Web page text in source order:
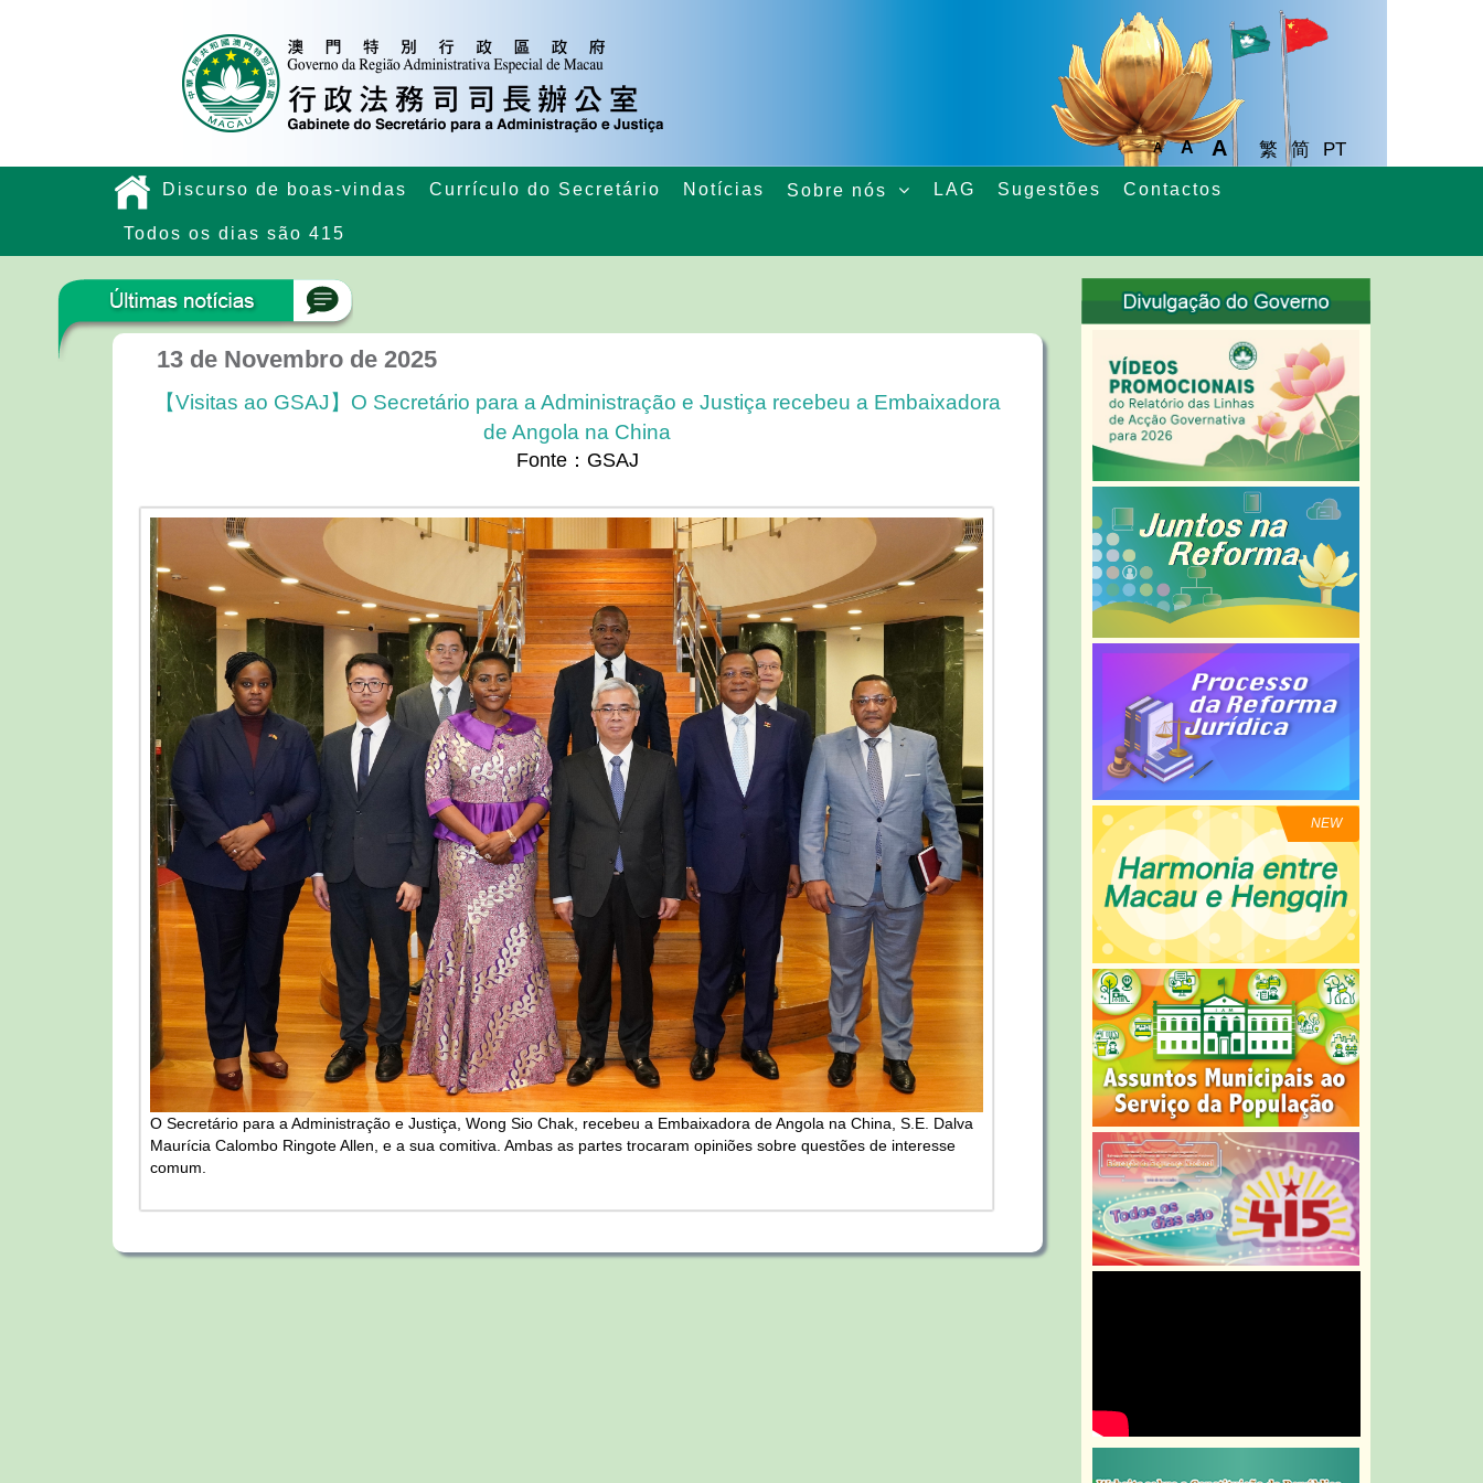
A A A 繁 简 PT
Discurso de boas-vindas Currículo do Secretário Notícias Sobre nós LAG Sugestões Contactos
Todos os dias são 415
13 de Novembro de 2025
【Visitas ao GSAJ】O Secretário para a Administração e Justiça recebeu a Embaixadora
de Angola na China
Fonte：GSAJ
O Secretário para a Administração e Justiça, Wong Sio Chak, recebeu a Embaixadora de Angola na China, S.E. Dalva
Maurícia Calombo Ringote Allen, e a sua comitiva. Ambas as partes trocaram opiniões sobre questões de interesse
comum.